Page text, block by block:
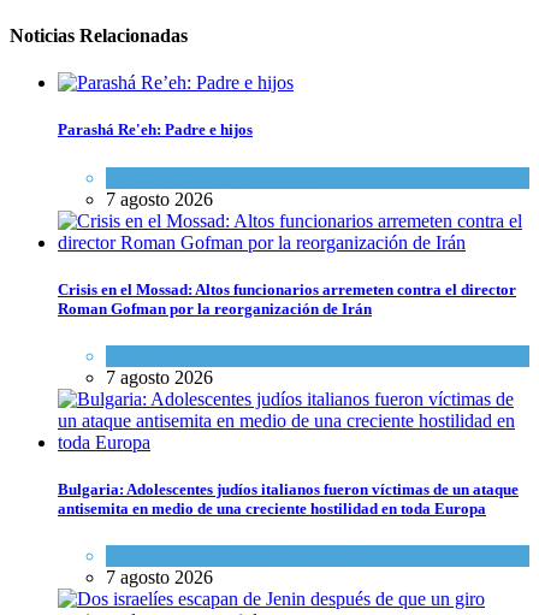
Noticias Relacionadas
Parashá Re'eh: Padre e hijos
7 agosto 2026
Crisis en el Mossad: Altos funcionarios arremeten contra el director
Roman Gofman por la reorganización de Irán
7 agosto 2026
Bulgaria: Adolescentes judíos italianos fueron víctimas de un ataque
antisemita en medio de una creciente hostilidad en toda Europa
7 agosto 2026